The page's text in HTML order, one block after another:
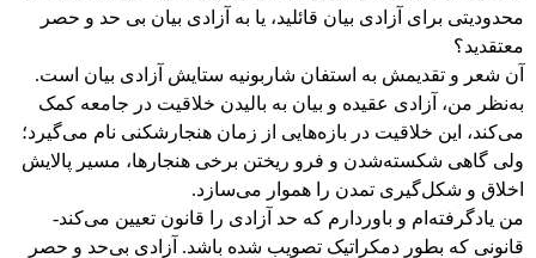
محدودیتی برای آزادی بیان قائلید، یا به آزادی بیان بی حد و حصر
معتقدید؟
آن شعر و تقدیمش به استفان شاربونیه ستایش آزادی بیان است.
به‌نظر من، آزادی عقیده و بیان به بالیدن خلاقیت در جامعه کمک
می‌کند، این خلاقیت در بازه‌هایی از زمان هنجارشکنی نام می‌گیرد؛
ولی گاهی شکسته‌شدن و فرو ریختن برخی هنجارها، مسیر پالایش
اخلاق و شکل‌گیری تمدن را هموار می‌سازد.
من یادگرفته‌ام و باوردارم که حد آزادی را قانون تعیین می‌کند-
قانونی که بطور دمکراتیک تصویب شده باشد. آزادی بی‌حد و حصر